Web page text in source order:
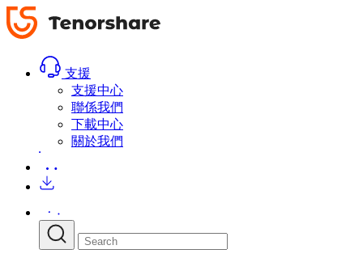
支援
支援中心
聯係我們
下載中心
關於我們
評論評論